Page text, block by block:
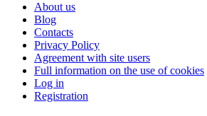
About us
Blog
Contacts
Privacy Policy
Agreement with site users
Full information on the use of cookies
Log in
Registration